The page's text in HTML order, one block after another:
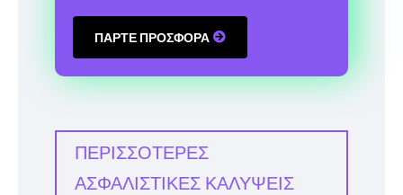
ΠΑΡΤΕ ΠΡΟΣΦΟΡΑ
ΠΕΡΙΣΣΟΤΕΡΕΣ
ΑΣΦΑΛΙΣΤΙΚΕΣ ΚΑΛΥΨΕΙΣ